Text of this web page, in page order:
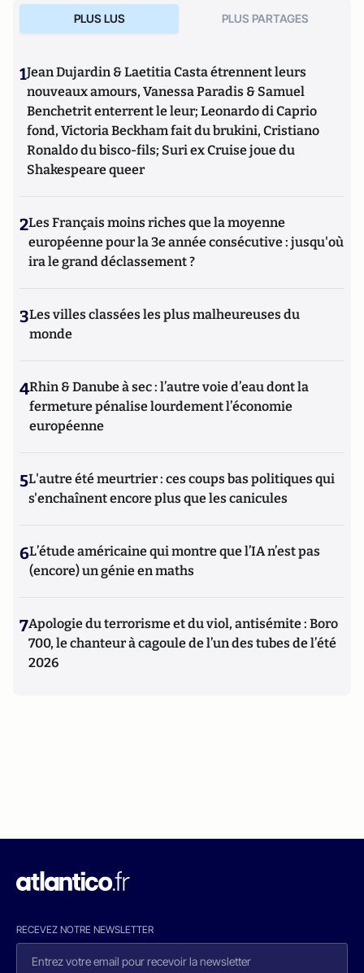
PLUS LUS PLUS PARTAGES
1Jean Dujardin & Laetitia Casta étrennent leurs
nouveaux amours, Vanessa Paradis & Samuel
Benchetrit enterrent le leur; Leonardo di Caprio
fond, Victoria Beckham fait du brukini, Cristiano
Ronaldo du bisco-fils; Suri ex Cruise joue du
Shakespeare queer
2Les Français moins riches que la moyenne
européenne pour la 3e année consécutive : jusqu'où
ira le grand déclassement ?
3Les villes classées les plus malheureuses du
monde
4Rhin & Danube à sec : l’autre voie d’eau dont la
fermeture pénalise lourdement l’économie
européenne
5L'autre été meurtrier : ces coups bas politiques qui
s'enchaînent encore plus que les canicules
6L’étude américaine qui montre que l’IA n’est pas
(encore) un génie en maths
7Apologie du terrorisme et du viol, antisémite : Boro
700, le chanteur à cagoule de l’un des tubes de l’été
2026
RECEVEZ NOTRE NEWSLETTER